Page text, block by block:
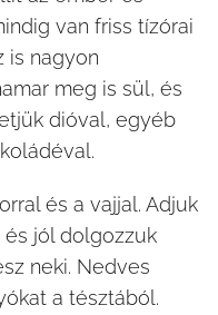
van friss tízórai
is nagyon
meg is sül, és
dióval, egyéb
és a vajjal. Adjuk
és jól dolgozzuk
neki. Nedves
a tésztából.